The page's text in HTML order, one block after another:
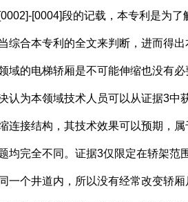
[0004]段的记载，本专利是为
综合本专利的全文来判断，进而得
域的电梯轿厢是不可能伸缩也没有
认为本领域技术人员可以从证据3
连接结构，其技术效果可以预期，
均完全不同。证据3仅限定在轿架
一个井道内，所以没有经常改变轿